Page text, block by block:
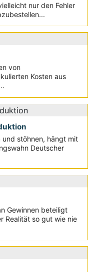
nur den Fehler
von
Kosten aus
und stöhnen, hängt mit
Deutscher
Gewinnen beteiligt
Realität so gut wie nie